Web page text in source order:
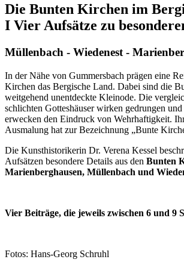
Die Bunten Kirchen im
I Vier Aufsätze zu
Müllenbach - Wiedenest -
In der Nähe von Gummersbach prägen eine
Kirchen das Bergische Land. Dabei sind die
weitgehend unentdeckte Kleinode. Die
schlichten Gotteshäuser wirken gedrungen
erwecken den Eindruck von Wehrhaftigkeit.
Ausmalung hat zur Bezeichnung „Bunte
Die Kunsthistorikerin Dr. Verena Kessel
Aufsätzen besondere Details aus den Bunten
Marienberghausen, Müllenbach und
Vier Beiträge, die jeweils zwischen 6 und 9
Fotos: Hans-Georg Schruhl